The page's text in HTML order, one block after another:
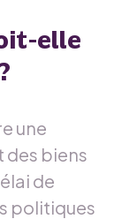
elle
une
des biens
de
politiques